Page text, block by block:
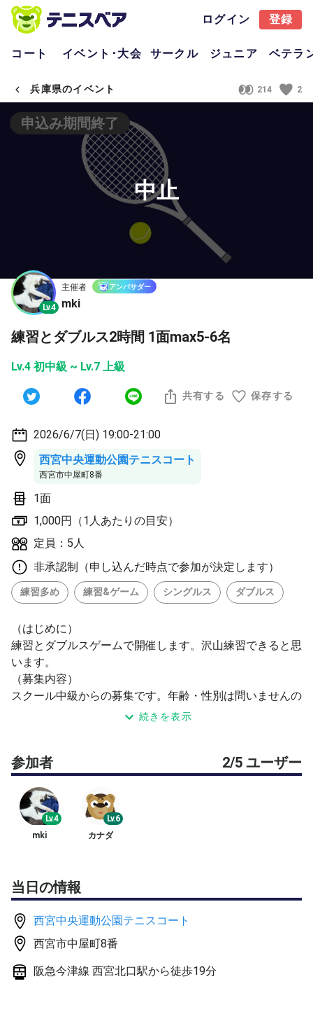
ログイン 登録
コート イベント･大会 サークル ジュニア ベテラ
兵庫県のイベント 214 2
中止
申込み期間終了
Lv.4
主催者 アンバサダー
mki
練習とダブルス2時間 1面max5-6名
Lv.4 初中級 ~ Lv.7 上級
共有する 保存する
2026/6/7(日) 19:00-21:00
西宮中央運動公園テニスコート
西宮市中屋町8番
1面
1,000円（1人あたりの目安）
定員：5人
非承認制（申し込んだ時点で参加が決定します）
練習多め 練習&ゲーム シングルス ダブルス
（はじめに）
練習とダブルスゲームで開催します。沢山練習できると思
います。
（募集内容）
スクール中級からの募集です。年齢・性別は問いませんの
で、どなたでも参加OKです。
3名以下：1400円
4名：1200円
5名：1000円
6名：900円
です。
1人目と2人目のお申込みの方は200円引きとさせて頂きま
す（4名以上での開催の場合のみ）。
（別サイトでも募集していますので、早めに締め切る場合
があります。）
（練習メニュー）
5人の場合は下記です。
続きを表示
参加者 2/5 ユーザー
Lv.4
mki
Lv.6
カナダ
当日の情報
西宮中央運動公園テニスコート
西宮市中屋町8番
阪急今津線 西宮北口駅から徒歩19分